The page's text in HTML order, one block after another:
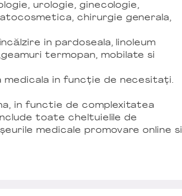
urologie, ginecologie,
chirurgie generala,
in pardoseala, linoleum
termopan, mobilate si
medicala in funcție de necesitați.
in functie de complexitatea
toate cheltuielile de
medicale promovare online si